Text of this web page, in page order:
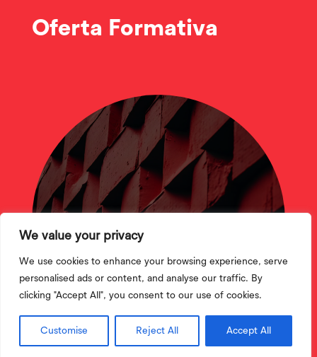
We value your privacy
We use cookies to enhance your browsing experience, serve
personalised ads or content, and analyse our traffic. By
clicking "Accept All", you consent to our use of cookies.
Customise Reject All Accept All
Oferta Formativa